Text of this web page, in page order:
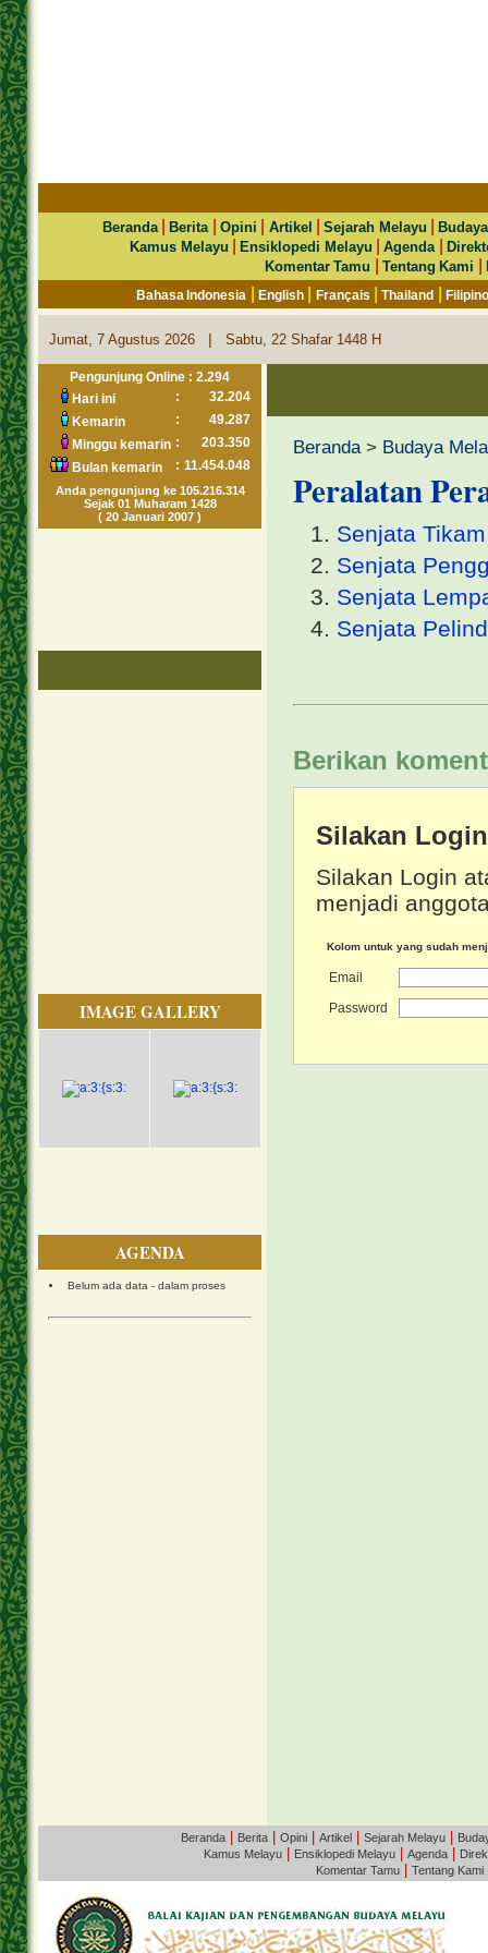
Beranda|Berita Opini Artikel |Sejarah Melayu |
Kamus Melayu
|Ensiklopedi Melayu |Agenda |
Komentar Tamu
|Tentang Kami |
Bahasa Indonesia |English Français |Thailand |
Jumat, 7 Agustus 2026 | Sabtu, 22 Shafar 1448 H
Pengunjung Online : 2.294
Hari ini
:
32.204
Kemarin
:
49.287
Minggu kemarin :
203.350
Bulan kemarin
: 11.454.048
Anda pengunjung ke 105.216.314
Sejak 01 Muharam 1428
( 20 Januari 2007 )
IMAGE GALLERY
AGENDA
Belum ada data - dalam proses
Beranda> Budaya
Peralatan
Senjata
Senjata
Senjata
Senjata
Berikan
Silakan
Silakan Login
menjadi
Kolom untuk yang sudah
Email
Password
Beranda Berita Opini Artikel Sejarah Melayu
Kamus Melayu
Ensiklopedi Melayu Agenda
Komentar Tamu
Tentang Kami